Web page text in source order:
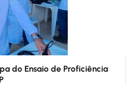
do Ensaio de Proficiência